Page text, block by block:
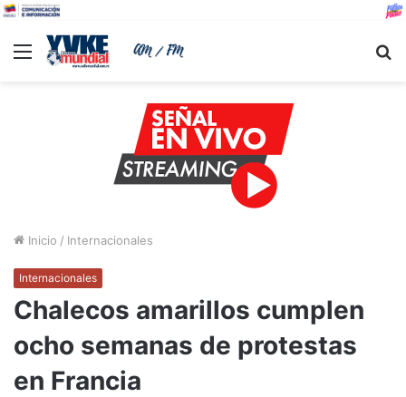
Menu
Inicio / Internacionales
Internacionales
Chalecos amarillos cumplen
ocho semanas de protestas
en Francia